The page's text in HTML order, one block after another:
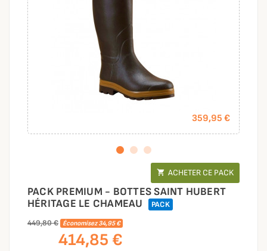
359,95 €
 ACHETER CE PACK
PACK PREMIUM - BOTTES SAINT HUBERT
HÉRITAGE LE CHAMEAU
PACK
449,80 €
Économisez 34,95 €
414,85 €